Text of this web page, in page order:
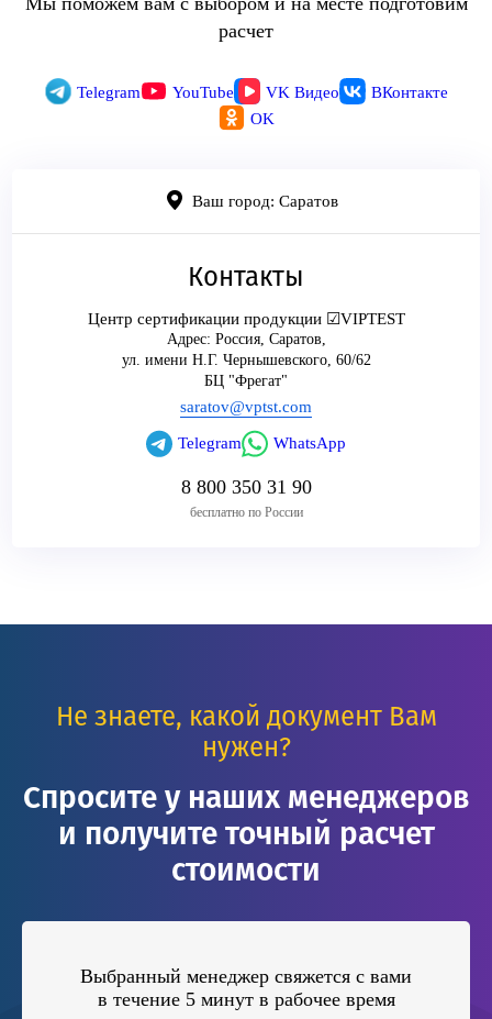
расчет
Telegram YouTube VK Видео
ВКонтакте
OK
Ваш город: Саратов
Контакты
Центр сертификации продукции ☑VIPTEST
Адрес: Россия, Саратов,
ул. имени Н.Г. Чернышевского, 60/62
БЦ "Фрегат"
saratov@vptst.com
Telegram WhatsApp
8 800 350 31 90
бесплатно по России
Не знаете, какой документ Вам
нужен?
Спросите у наших менеджеров
и получите точный расчет
стоимости
Выбранный менеджер свяжется с вами
в течение 5 минут в рабочее время